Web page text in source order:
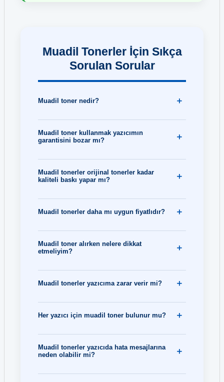
Muadil Tonerler İçin Sıkça
Sorulan Sorular
Muadil toner nedir?
Muadil toner kullanmak yazıcımın
garantisini bozar mı?
Muadil tonerler orijinal tonerler kadar
kaliteli baskı yapar mı?
Muadil tonerler daha mı uygun fiyatlıdır?
Muadil toner alırken nelere dikkat
etmeliyim?
Muadil tonerler yazıcıma zarar verir mi?
Her yazıcı için muadil toner bulunur mu?
Muadil tonerler yazıcıda hata mesajlarına
neden olabilir mi?